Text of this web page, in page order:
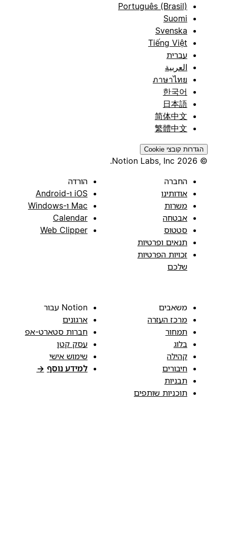
Português (Brasil)
Suomi
Svenska
Tiếng Việt
עברית
العربية
ภาษาไทย
한국어
日本語
简体中文
繁體中文
הגדרות קובצי Cookie
החברה
אודותינו
משרות
אבטחה
סטטוס
תנאים ופרטיות
זכויות הפרטיות
שלכם
הורדה
iOS ו-Android
Mac ו-Windows
Calendar
Web Clipper
משאבים
מרכז העזרה
תמחור
בלוג
קהילה
חיבורים
תבניות
תוכניות שותפים
Notion עבור
ארגונים
חברות סטארט-אפ
עסק קטן
שימוש אישי
למידע נוסף →